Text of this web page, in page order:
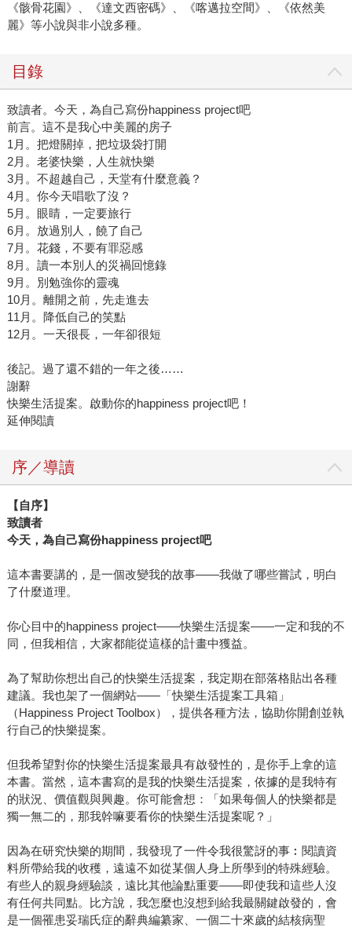
《骸骨花園》、《達文西密碼》、《喀邁拉空間》、《依然美
麗》等小說與非小說多種。
目錄
致讀者。今天，為自己寫份happiness project吧
前言。這不是我心中美麗的房子
1月。把燈關掉，把垃圾袋打開
2月。老婆快樂，人生就快樂
3月。不超越自己，天堂有什麼意義？
4月。你今天唱歌了沒？
5月。眼睛，一定要旅行
6月。放過別人，饒了自己
7月。花錢，不要有罪惡感
8月。讀一本別人的災禍回憶錄
9月。別勉強你的靈魂
10月。離開之前，先走進去
11月。降低自己的笑點
12月。一天很長，一年卻很短
後記。過了還不錯的一年之後……
謝辭
快樂生活提案。啟動你的happiness project吧！
延伸閱讀
序／導讀
【自序】
致讀者
今天，為自己寫份happiness project吧
這本書要講的，是一個改變我的故事——我做了哪些嘗試，明白
了什麼道理。
你心目中的happiness project——快樂生活提案——一定和我的不
同，但我相信，大家都能從這樣的計畫中獲益。
為了幫助你想出自己的快樂生活提案，我定期在部落格貼出各種
建議。我也架了一個網站——「快樂生活提案工具箱」
（Happiness Project Toolbox），提供各種方法，協助你開創並執
行自己的快樂提案。
但我希望對你的快樂生活提案最具有啟發性的，是你手上拿的這
本書。當然，這本書寫的是我的快樂生活提案，依據的是我特有
的狀況、價值觀與興趣。你可能會想：「如果每個人的快樂都是
獨一無二的，那我幹嘛要看你的快樂生活提案呢？」
因為在研究快樂的期間，我發現了一件令我很驚訝的事︰閱讀資
料所帶給我的收穫，遠遠不如從某個人身上所學到的特殊經驗。
有些人的親身經驗談，遠比其他論點重要——即使我和這些人沒
有任何共同點。比方說，我怎麼也沒想到給我最關鍵啟發的，會
是一個罹患妥瑞氏症的辭典編纂家、一個二十來歲的結核病聖